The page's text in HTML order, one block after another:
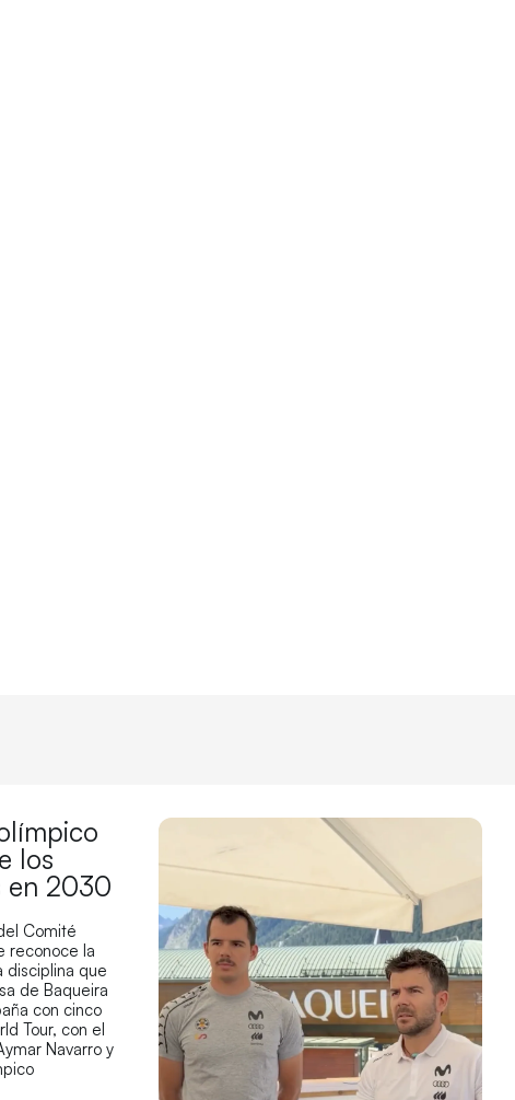
los
en 2030
Comité
reconoce la
disciplina que
de Baqueira
con cinco
Tour, con el
Navarro y